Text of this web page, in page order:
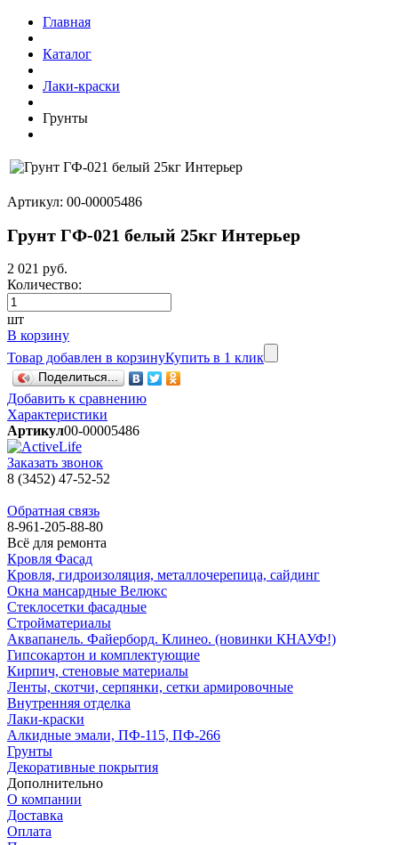
Главная
Каталог
Лаки-краски
Грунты
Артикул: 00-00005486
Грунт ГФ-021 белый 25кг Интерьер
2 021 руб.
Количество:
шт
В корзину
Товар добавлен в корзинуКупить в 1 клик
Поделиться...
Добавить к сравнению
Характеристики
Артикул00-00005486
Заказать звонок
8 (3452) 47-52-52
Обратная связь
8-961-205-88-80
Всё для ремонта
Кровля Фасад
Кровля, гидроизоляция, металлочерепица, сайдинг
Окна мансардные Велюкс
Стеклосетки фасадные
Стройматериалы
Аквапанель. Файерборд. Клинео. (новинки КНАУФ!)
Гипсокартон и комплектующие
Кирпич, стеновые материалы
Ленты, скотчи, серпянки, сетки армировочные
Внутренняя отделка
Лаки-краски
Алкидные эмали, ПФ-115, ПФ-266
Грунты
Декоративные покрытия
Дополнительно
О компании
Доставка
Оплата